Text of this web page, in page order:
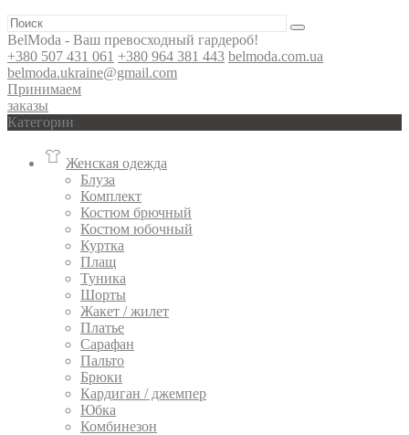
BelModa - Ваш превосходный гардероб!
+380 507 431 061 +380 964 381 443 belmoda.com.ua
belmoda.ukraine@gmail.com
Принимаем
заказы
Категории
Женская одежда
Блуза
Комплект
Костюм брючный
Костюм юбочный
Куртка
Плащ
Туника
Шорты
Жакет / жилет
Платье
Сарафан
Пальто
Брюки
Кардиган / джемпер
Юбка
Комбинезон